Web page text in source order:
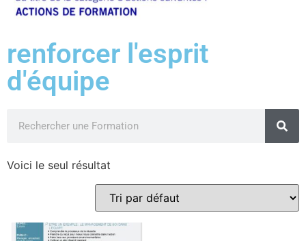
renforcer l'esprit
d'équipe
Voici le seul résultat